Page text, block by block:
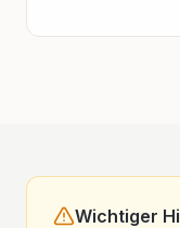
Wichtiger